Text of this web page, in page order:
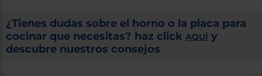
¿Tienes dudas sobre el horno o la placa para
cocinar que necesitas? haz click AQUÍ y
descubre nuestros consejos